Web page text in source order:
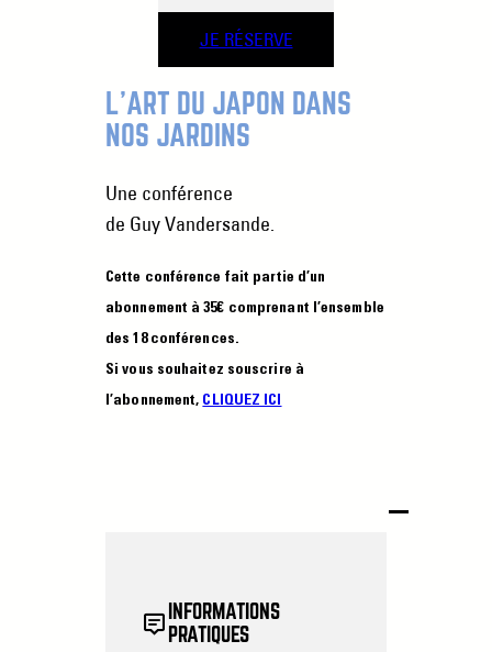
JE RÉSERVE
L’ART DU JAPON DANS
NOS JARDINS
Une conférence
de Guy Vandersande.
Cette conférence fait partie d’un
abonnement à 35€ comprenant l’ensemble
des 18 conférences.
Si vous souhaitez souscrire à
l’abonnement, CLIQUEZ ICI
INFORMATIONS
PRATIQUES